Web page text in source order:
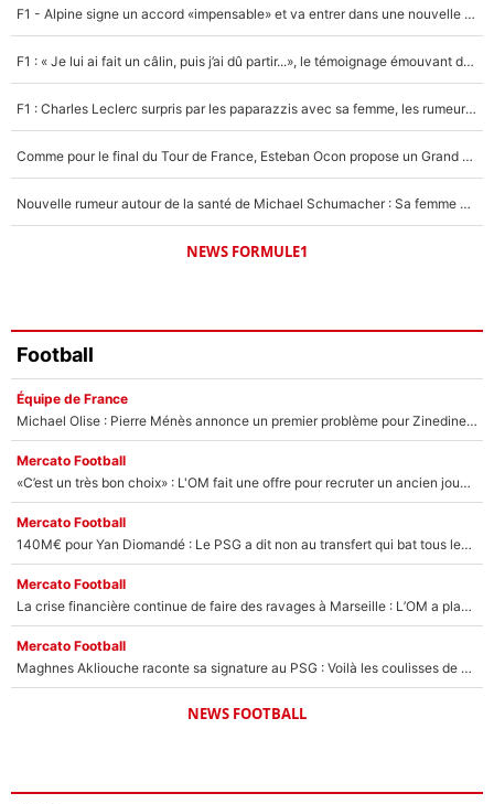
Un autre joueur
5%
F1 - Alpine signe un accord «impensable» et va entrer dans une nouvelle dimension : Grande nouvelle pour Pierre Gasly !
F1 : « Je lui ai fait un câlin, puis j’ai dû partir...», le témoignage émouvant de Max Verstappen sur sa fille
F1 : Charles Leclerc surpris par les paparazzis avec sa femme, les rumeurs étaient vraies !
Comme pour le final du Tour de France, Esteban Ocon propose un Grand Prix de Formule 1 à Paris : «Autour de l’Arc de Triomphe, ce serait génial» !
Nouvelle rumeur autour de la santé de Michael Schumacher : Sa femme Corinna sort du silence
NEWS FORMULE1
Football
Équipe de France
Michael Olise : Pierre Ménès annonce un premier problème pour Zinedine Zidane en équipe de France
Mercato Football
«C’est un très bon choix» : L'OM fait une offre pour recruter un ancien joueur du PSG... et c'est validé dans l'After Foot !
Mercato Football
140M€ pour Yan Diomandé : Le PSG a dit non au transfert qui bat tous les records sur le mercato
Mercato Football
La crise financière continue de faire des ravages à Marseille : L’OM a placé 12 joueurs sur le marché des transferts… et ça pourrait lui rapporter près de 100M€ !
Mercato Football
Maghnes Akliouche raconte sa signature au PSG : Voilà les coulisses de son transfert de rêve à 50M€
NEWS FOOTBALL